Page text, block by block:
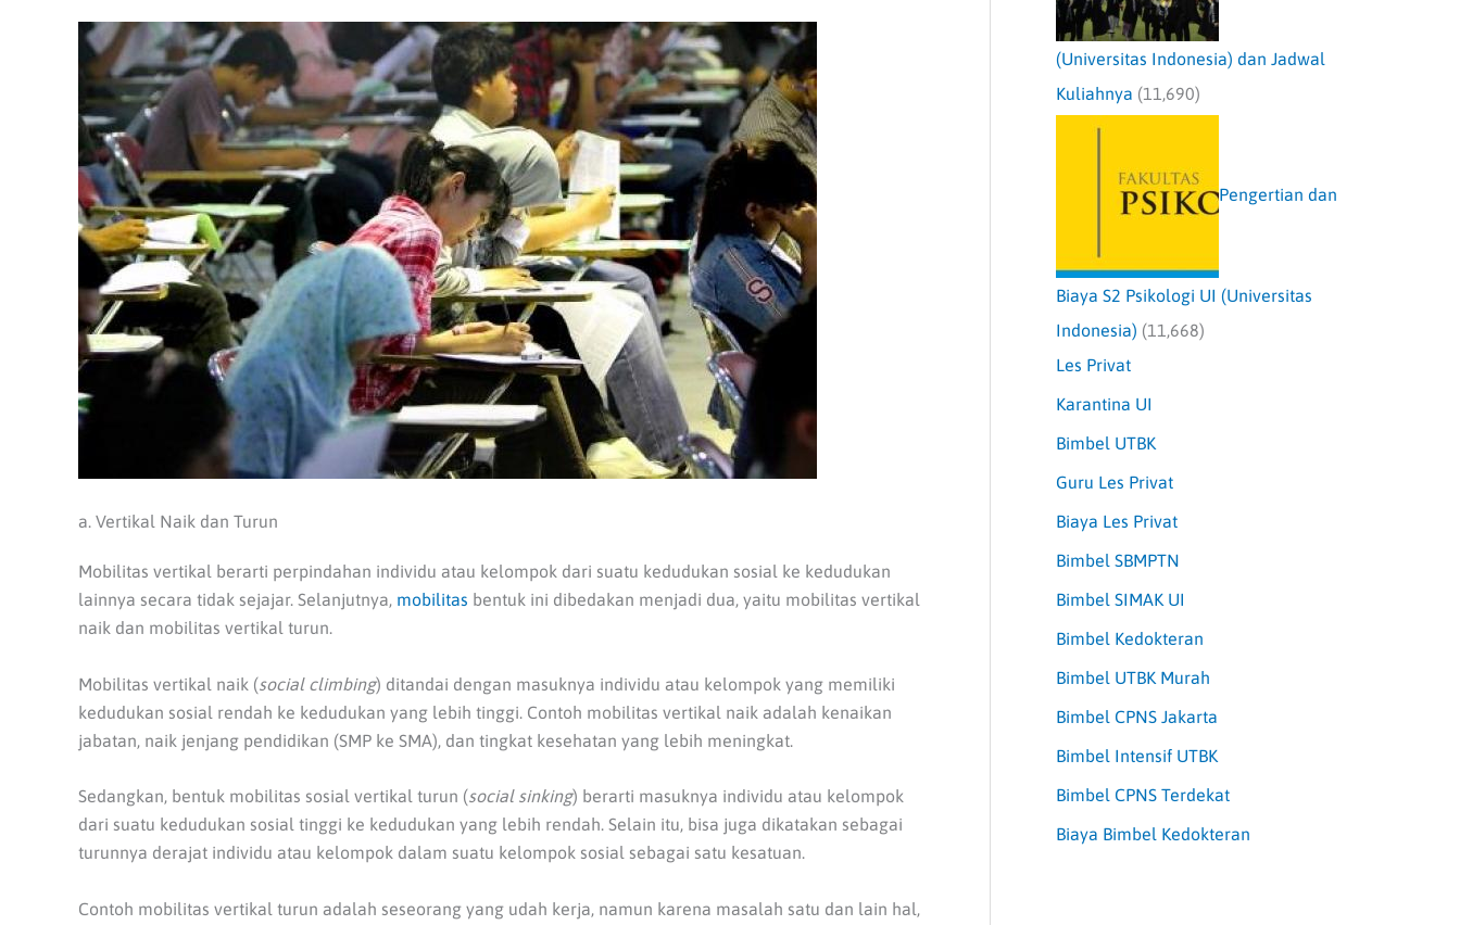
a. Vertikal Naik dan Turun
Mobilitas vertikal berarti perpindahan individu atau kelompok dari suatu kedudukan sosial ke kedudukan
lainnya secara tidak sejajar. Selanjutnya, mobilitas bentuk ini dibedakan menjadi dua, yaitu mobilitas vertikal
naik dan mobilitas vertikal turun.
Mobilitas vertikal naik (social climbing) ditandai dengan masuknya individu atau kelompok yang memiliki
kedudukan sosial rendah ke kedudukan yang lebih tinggi. Contoh mobilitas vertikal naik adalah kenaikan
jabatan, naik jenjang pendidikan (SMP ke SMA), dan tingkat kesehatan yang lebih meningkat.
Sedangkan, bentuk mobilitas sosial vertikal turun (social sinking) berarti masuknya individu atau kelompok
dari suatu kedudukan sosial tinggi ke kedudukan yang lebih rendah. Selain itu, bisa juga dikatakan sebagai
turunnya derajat individu atau kelompok dalam suatu kelompok sosial sebagai satu kesatuan.
Contoh mobilitas vertikal turun adalah seseorang yang udah kerja, namun karena masalah satu dan lain hal,
(Universitas Indonesia) dan Jadwal
Kuliahnya (11,690)
Pengertian dan
Biaya S2 Psikologi UI (Universitas
Indonesia) (11,668)
Les Privat
Karantina UI
Bimbel UTBK
Guru Les Privat
Biaya Les Privat
Bimbel SBMPTN
Bimbel SIMAK UI
Bimbel Kedokteran
Bimbel UTBK Murah
Bimbel CPNS Jakarta
Bimbel Intensif UTBK
Bimbel CPNS Terdekat
Biaya Bimbel Kedokteran